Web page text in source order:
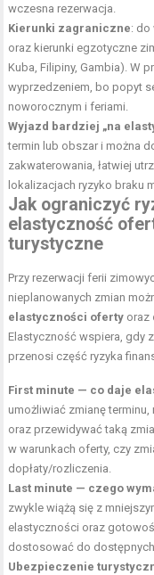
wczesna rezerwacja.
Kierunki zagraniczne: do
oraz kierunki egzotyczne
Kuba, Filipiny, Gambia). W
wyprzedzeniem, bo popyt
noworocznym i feriami.
Wyjazd bardziej „na
termin lub obszar i można
zakwaterowania, łatwiej
lokalizacjach ryzyko braku
Jak ograniczyć
elastyczność
turystyczne
Przy rezerwacjiferii
nieplanowanych zmian
elastyczności oferty oraz
Elastyczność wspiera, gdy
przenosi część ryzyka
First minute — co daje
umożliwiać zmianę
oraz przewidywać taką
w warunkach oferty, czy
dopłaty/rozliczenia.
Last minute — czego
zwykle wiążą się z
elastyczności oraz
dostosować do
Ubezpieczenie